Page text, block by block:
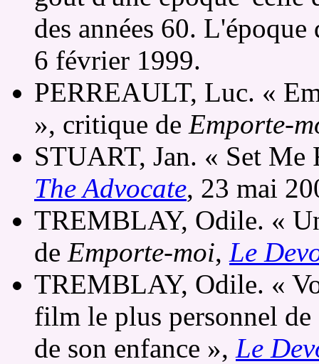
des années 60.
6 février 1999.
PERREAULT, Luc. «
», critique de Emporte-
STUART, Jan. « Set
The Advocate, 23 mai
TREMBLAY, Odile. «
de Emporte-moi, Le
TREMBLAY, Odile. «
film le plus personnel
de son enfance », Le